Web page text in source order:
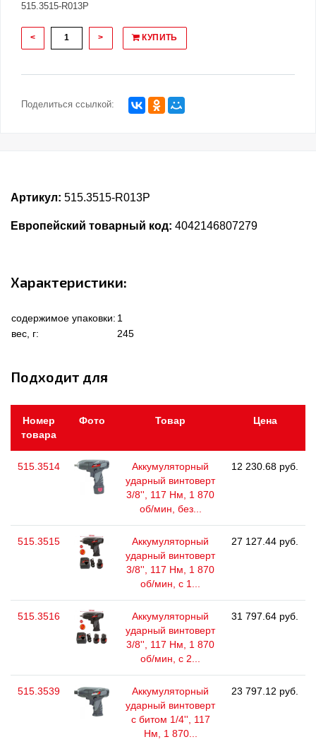
515.3515-R013P
< > КУПИТЬ
Поделиться ссылкой:
Артикул: 515.3515-R013P
Европейский товарный код: 4042146807279
Характеристики:
содержимое упаковки: 1
вес, г:
245
Подходит для
Номер
товара
Фото Товар Цена
515.3514
Аккумуляторный
ударный винтоверт
3/8'', 117 Нм, 1 870
об/мин, без...
12 230.68 руб.
515.3515
Аккумуляторный
ударный винтоверт
3/8'', 117 Нм, 1 870
об/мин, с 1...
27 127.44 руб.
515.3516
Аккумуляторный
ударный винтоверт
3/8'', 117 Нм, 1 870
об/мин, с 2...
31 797.64 руб.
515.3539
Аккумуляторный
ударный винтоверт
с битом 1/4'', 117
Нм, 1 870...
23 797.12 руб.